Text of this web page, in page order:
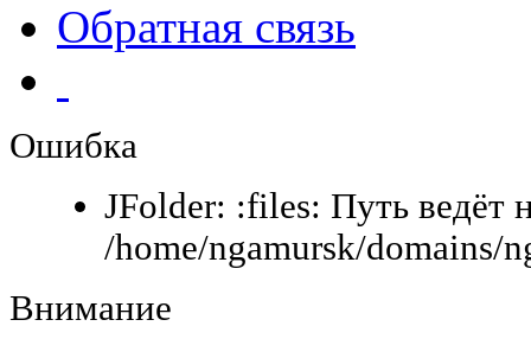
Обратная связь
Ошибка
JFolder: :files: Путь ведёт
/home/ngamursk/domains/
Внимание